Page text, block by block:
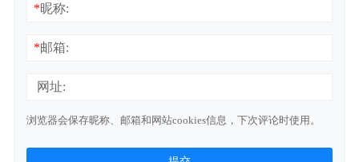
*昵称:
*邮箱:
网址:
浏览器会保存昵称、邮箱和网站cookies信息，下次评论时使用。